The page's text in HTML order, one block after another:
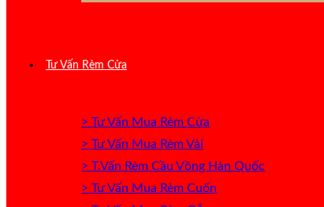
Tư Vấn Rèm Cửa
> Tư Vấn Mua Rèm Cửa
> Tư Vấn Mua Rèm Vải
> T.Vấn Rèm Cầu Vồng Hàn Quốc
> Tư Vấn Mua Rèm Cuốn